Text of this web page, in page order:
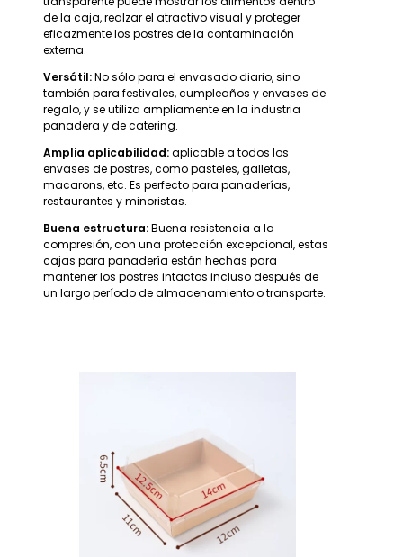
de la caja, realzar el atractivo visual y proteger
eficazmente los postres de la contaminación
externa.
Versátil:No sólo para el envasado diario, sino
también para festivales, cumpleaños y envases de
regalo, y se utiliza ampliamente en la industria
panadera y de catering.
Amplia aplicabilidad:aplicable a todos los
envases de postres, como pasteles, galletas,
macarons, etc. Es perfecto para panaderías,
restaurantes y minoristas.
Buena estructura:Buena resistencia a la
compresión, con una protección excepcional, estas
cajas para panadería están hechas para
mantener los postres intactos incluso después de
un largo período de almacenamiento o transporte.